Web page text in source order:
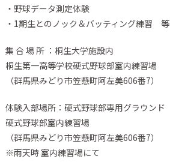
・野球データ測定体験
・1期生とのノック＆バッティング練習 等
集 合 場 所 ：桐生大学施設内
桐生第一高等学校硬式野球部室内練習場
（群馬県みどり市笠懸町阿左美606番7）
体験入部場所：硬式野球部専用グラウンド
硬式野球部室内練習場
（群馬県みどり市笠懸町阿左美606番7）
※雨天時 室内練習場にて